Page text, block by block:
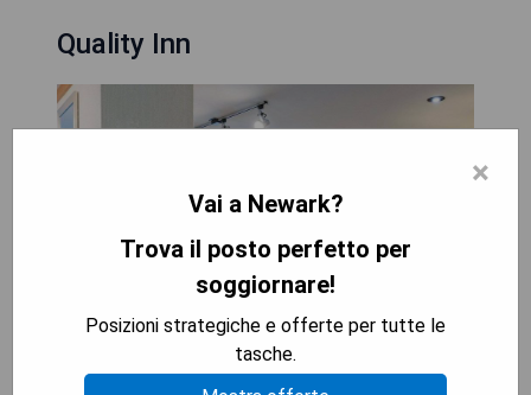
Quality Inn
×
Vai a Newark?
Trova il posto perfetto per
soggiornare!
Posizioni strategiche e offerte per tutte le
tasche.